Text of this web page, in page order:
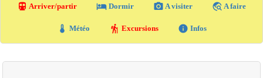
directions_transit Arriver/partir local_hotel Dormir photo_camera A visiter travel_explore A faire
thermostat Météo hiking Excursions info Infos